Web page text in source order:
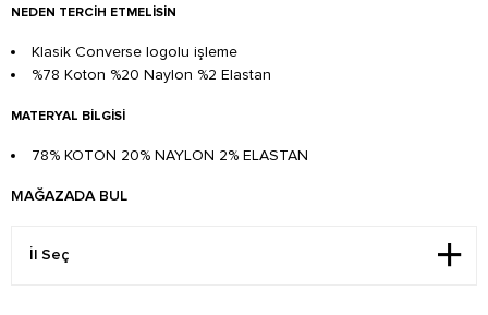
NEDEN TERCIH ETMELISIN
Klasik Converse logolu işleme
%78 Koton %20 Naylon %2 Elastan
MATERYAL BILGISI
78% KOTON 20% NAYLON 2% ELASTAN
MAĞAZADA BUL